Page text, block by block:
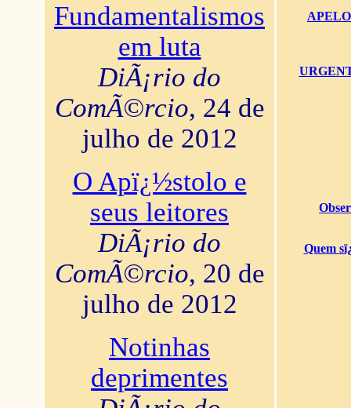
Fundamentalismos
em luta
DiÃ¡rio do
ComÃ©rcio, 24 de
julho de 2012
O Apï¿½stolo e
seus leitores
DiÃ¡rio do
ComÃ©rcio, 20 de
julho de 2012
Notinhas
deprimentes
Quem